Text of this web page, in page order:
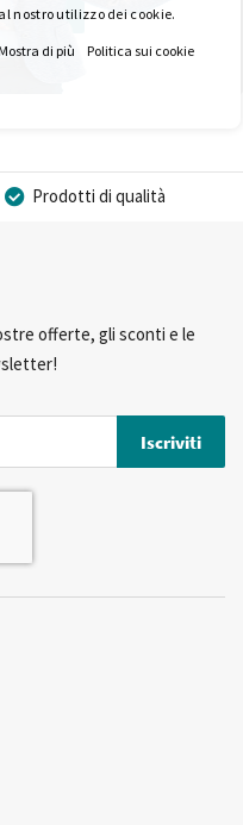
Prodotti di qualità
offerte, gli sconti e le
Iscriviti
nostro utilizzo dei cookie.
di più Politica sui cookie